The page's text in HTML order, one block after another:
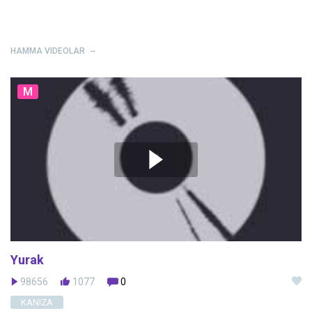
HAMMA VIDEOLAR
M
Yurak
98656 1077 0
KANIZA